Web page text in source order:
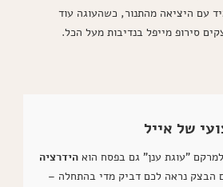
עם היציאה מהתנור, כשהעוגה עוד
סירופ מייפל בנדיבות מעל הכל.
של אייל
"עוגת ענן" גם בפסח הוא הידרציה
הבצק נראה לכם דביק מדי בהתחלה –